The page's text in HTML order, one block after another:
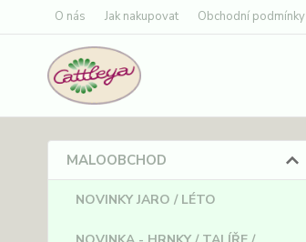
O nás Jak nakupovat Obchodní podmínky
MALOOBCHOD
NOVINKY JARO / LÉTO